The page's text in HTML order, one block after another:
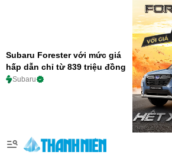
Subaru Forester với mức giá
hấp dẫn chỉ từ 839 triệu đồng
Subaru